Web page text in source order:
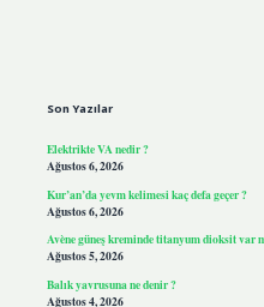
Son Yazılar
Elektrikte VA nedir ?
Ağustos 6, 2026
Kur’an’da yevm kelimesi kaç defa geçer ?
Ağustos 6, 2026
Avène güneş kreminde titanyum dioksit var
Ağustos 5, 2026
Balık yavrusuna ne denir ?
Ağustos 4, 2026